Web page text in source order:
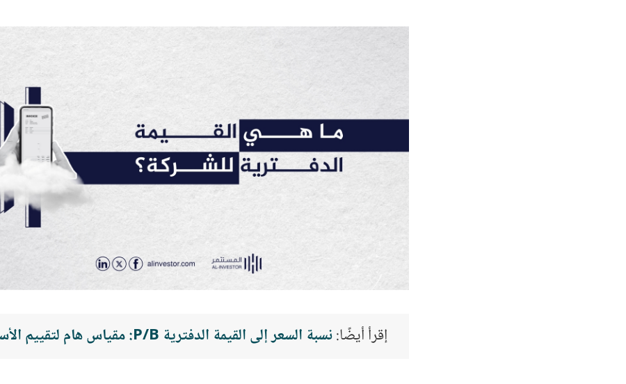
إقرأ أيضًا:نسبة السعر إلى القيمة الدفترية P/B: مقياس هام لتقييم الأسهم